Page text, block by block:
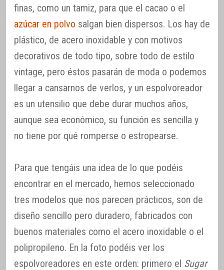
finas, como un tamiz, para que el cacao o el
azúcar en polvo salgan bien dispersos. Los hay de
plástico, de acero inoxidable y con motivos
decorativos de todo tipo, sobre todo de estilo
vintage, pero éstos pasarán de moda o podemos
llegar a cansarnos de verlos, y un espolvoreador
es un utensilio que debe durar muchos años,
aunque sea económico, su función es sencilla y
no tiene por qué romperse o estropearse.
Para que tengáis una idea de lo que podéis
encontrar en el mercado, hemos seleccionado
tres modelos que nos parecen prácticos, son de
diseño sencillo pero duradero, fabricados con
buenos materiales como el acero inoxidable o el
polipropileno. En la foto podéis ver los
espolvoreadores en este orden: primero el Sugar